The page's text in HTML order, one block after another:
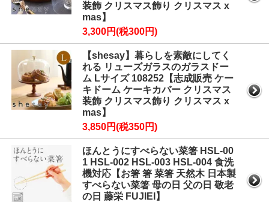
装飾 クリスマス飾り クリスマス x
mas】
3,300円(税300円)
【shesay】暮らしを素敵にしてく
れる リューズガラスのガラスドー
ム Lサイズ 108252【志成販売 ケー
キドーム ケーキカバー クリスマス
装飾 クリスマス飾り クリスマス x
mas】
3,850円(税350円)
ほんとうにすべらない菜箸 HSL-00
1 HSL-002 HSL-003 HSL-004 食洗
機対応【お箸 箸 菜箸 天然木 日本製
すべらない菜箸 母の日 父の日 敬老
の日 藤栄 FUJIEI】